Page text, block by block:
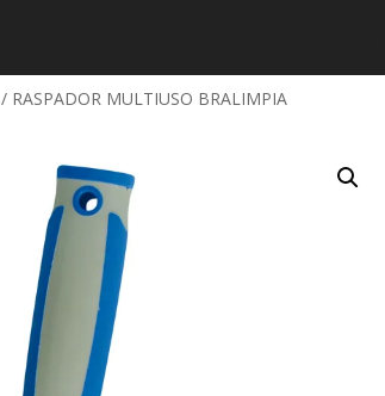
/ RASPADOR MULTIUSO BRALIMPIA